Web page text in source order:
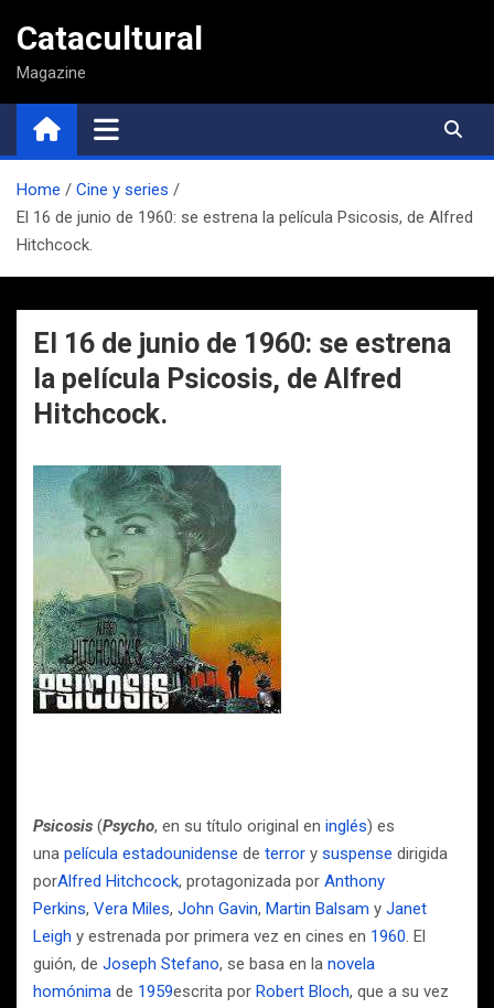
contenido
Catacultural
Magazine
Home
Cine y series
El 16 de junio de 1960: se estrena la película Psicosis, de Alfred
Hitchcock.
El 16 de junio de 1960: se estrena
la película Psicosis, de Alfred
Hitchcock.
Psicosis (Psycho, en su título original en inglés) es
una película estadounidense de terror y suspense dirigida
porAlfred Hitchcock, protagonizada por Anthony
Perkins, Vera Miles, John Gavin, Martin Balsam y Janet
Leigh y estrenada por primera vez en cines en 1960. El
guión, de Joseph Stefano, se basa en la novela
homónima de 1959escrita por Robert Bloch, que a su vez